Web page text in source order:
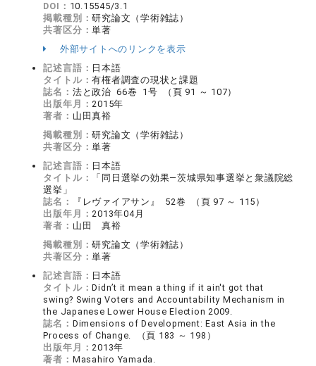
DOI： 10.15545/3.1
掲載種別：研究論文（学術雑誌）
共著区分：単著
外部サイトへのリンクを表示
記述言語： 日本語
タイトル：有権者調査の現状と課題
誌名： 法と政治 66巻 1号 （頁 91 ～ 107）
出版年月：2015年
著者： 山田真裕
掲載種別：研究論文（学術雑誌）
共著区分：単著
記述言語： 日本語
タイトル：
「同日選挙の効果―茨城県知事選挙と衆議院総
選挙」
誌名：
『レヴァイアサン』 52巻 （頁 97 ～ 115）
出版年月：2013年04月
著者： 山田 真裕
掲載種別：研究論文（学術雑誌）
共著区分：単著
記述言語： 日本語
タイトル：Didn’t it mean a thing if it ain't got that
swing? Swing Voters and Accountability Mechanism in
the Japanese Lower House Election 2009.
誌名： Dimensions of Development: East Asia in the
Process of Change. （頁 183 ～ 198）
出版年月：2013年
著者： Masahiro Yamada.